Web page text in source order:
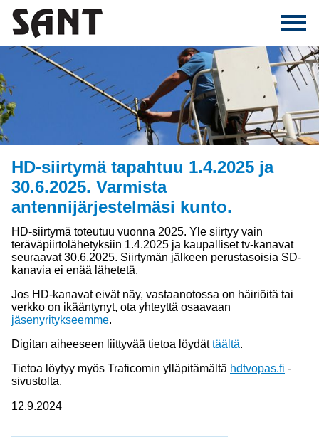
HD-siirtymä tapahtuu 1.4.2025 ja
30.6.2025. Varmista
antennijärjestelmäsi kunto.
HD-siirtymä toteutuu vuonna 2025. Yle siirtyy vain
teräväpiirtolähetyksiin 1.4.2025 ja kaupalliset tv-kanavat
seuraavat 30.6.2025. Siirtymän jälkeen perustasoisia SD-
kanavia ei enää lähetetä.
Jos HD-kanavat eivät näy, vastaanotossa on häiriöitä tai
verkko on ikääntynyt, ota yhteyttä osaavaan
jäsenyritykseemme.
Digitan aiheeseen liittyvää tietoa löydättäältä.
Tietoa löytyy myös Traficomin ylläpitämältä hdtvopas.fi -
sivustolta.
12.9.2024